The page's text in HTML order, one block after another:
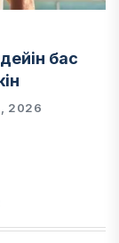
бас
2026